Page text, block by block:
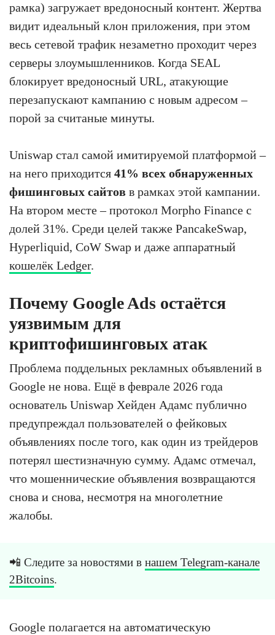
рамка) загружает вредоносный контент. Жертва
видит идеальный клон приложения, при этом
весь сетевой трафик незаметно проходит через
серверы злоумышленников. Когда SEAL
блокирует вредоносный URL, атакующие
перезапускают кампанию с новым адресом –
порой за считаные минуты.
Uniswap стал самой имитируемой платформой –
на него приходится 41% всех обнаруженных
фишинговых сайтов в рамках этой кампании.
На втором месте – протокол Morpho Finance с
долей 31%. Среди целей также PancakeSwap,
Hyperliquid, CoW Swap и даже аппаратный
кошелёк Ledger.
Почему Google Ads остаётся
уязвимым для
криптофишинговых атак
Проблема поддельных рекламных объявлений в
Google не нова. Ещё в феврале 2026 года
основатель Uniswap Хейден Адамс публично
предупреждал пользователей о фейковых
объявлениях после того, как один из трейдеров
потерял шестизначную сумму. Адамс отмечал,
что мошеннические объявления возвращаются
снова и снова, несмотря на многолетние
жалобы.
📲 Следите за новостями в нашем Telegram-канале
2Bitcoins.
Google полагается на автоматическую